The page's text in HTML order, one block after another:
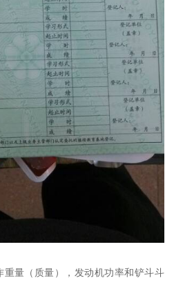
量（质量），发动机功率和铲斗斗